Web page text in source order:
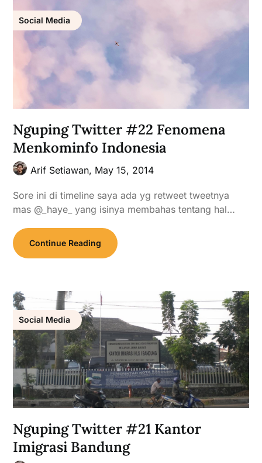
Social Media
Nguping Twitter #22 Fenomena
Menkominfo Indonesia
Arif Setiawan, May 15, 2014
Sore ini di timeline saya ada yg retweet tweetnya
mas @_haye_ yang isinya membahas tentang hal…
Continue Reading
Social Media
Nguping Twitter #21 Kantor
Imigrasi Bandung